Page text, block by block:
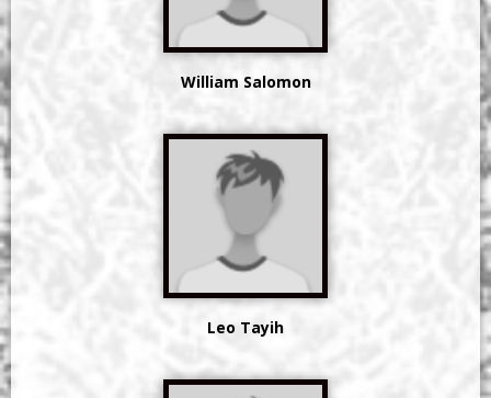
William Salomon
Leo Tayih